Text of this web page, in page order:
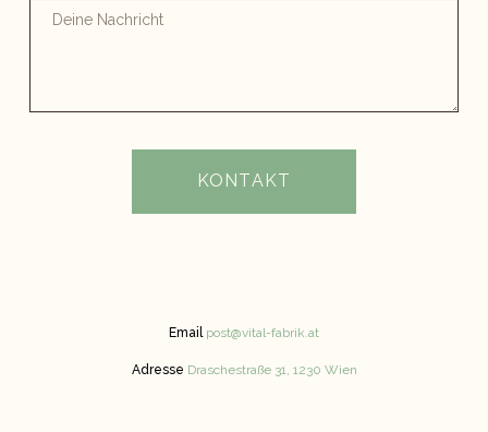
KONTAKT
Email post@vital-fabrik.at
Adresse Draschestraße 31, 1230 Wien